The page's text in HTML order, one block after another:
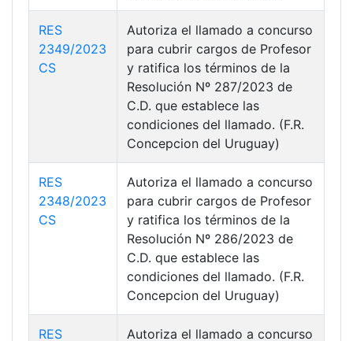
RES
2349/2023
CS
Autoriza el llamado a concurso
para cubrir cargos de Profesor
y ratifica los términos de la
Resolución Nº 287/2023 de
C.D. que establece las
condiciones del llamado. (F.R.
Concepcion del Uruguay)
RES
2348/2023
CS
Autoriza el llamado a concurso
para cubrir cargos de Profesor
y ratifica los términos de la
Resolución Nº 286/2023 de
C.D. que establece las
condiciones del llamado. (F.R.
Concepcion del Uruguay)
RES Autoriza el llamado a concurso